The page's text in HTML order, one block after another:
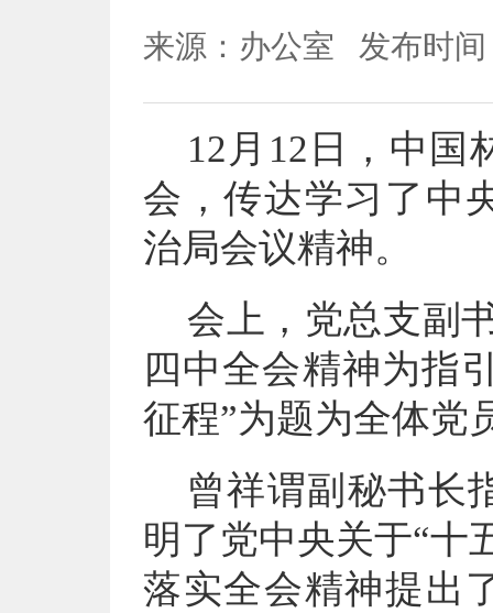
来源：办公室 发布时间
12月12日，中国
会，传达学习了中
治局会议精神。
会上，党总支副
四中全会精神为指
征程”为题为全体党
曾祥谓副秘书长
明了党中央关于“十
落实全会精神提出